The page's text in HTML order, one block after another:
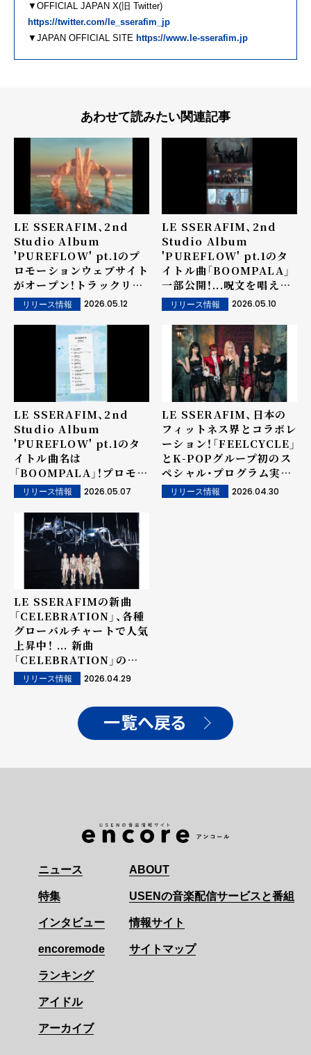
▼OFFICIAL JAPAN X(旧 Twitter)
https://twitter.com/le_sserafim_jp
▼JAPAN OFFICIAL SITE https://www.le-sserafim.jp
あわせて読みたい関連記事
LE SSERAFIM、2nd
Studio Album
'PUREFLOW' pt.1のプ
ロモーションウェブサイト
がオープン！トラックリス
トも初公開！
リリース情報 2026.05.12
LE SSERAFIM、2nd
Studio Album
'PUREFLOW' pt.1のタ
イトル曲「BOOMPALA」
一部公開！...呪文を唱える
ように繰り返される
「BOOMPALA」という歌
詞と、真似したくなる振り
付けが話題！
リリース情報 2026.05.10
LE SSERAFIM、2nd
Studio Album
'PUREFLOW' pt.1のタ
イトル曲名は
「BOOMPALA」！プロモー
ションタイムテーブルを公
開し多彩なコンテンツを予
告！...リードシングル
「CELEBRATION」は米
国Billboardで
「Billboard Global
Excl. US」「World
Digital Song Sales」チ
ャートイン！
リリース情報 2026.05.07
LE SSERAFIM、日本の
フィットネス界とコラボレ
ーション！「FEELCYCLE」
とK-POPグループ初のス
ペシャル・プログラム実
施！リリース情報 2026.04.30
LE SSERAFIMの新曲
「CELEBRATION」、各種
グローバルチャートで人気
上昇中！ ... 新曲
「CELEBRATION」のリ
ミックスバージョンもリリ
ース！
リリース情報 2026.04.29
一覧へ戻る
ニュース
特集
インタビュー
encoremode
ランキング
アイドル
アーカイブ
ABOUT
USENの音楽配信サービスと番組
情報サイト
サイトマップ